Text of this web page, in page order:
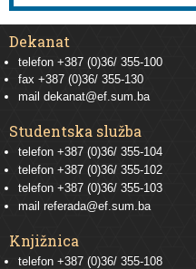
Dekanat
telefon +387 (0)36/ 355-100
fax +387 (0)36/ 355-130
mail dekanat@ef.sum.ba
Studentska služba
telefon +387 (0)36/ 355-104
telefon +387 (0)36/ 355-102
telefon +387 (0)36/ 355-103
mail referada@ef.sum.ba
Knjižnica
telefon +387 (0)36/ 355-108